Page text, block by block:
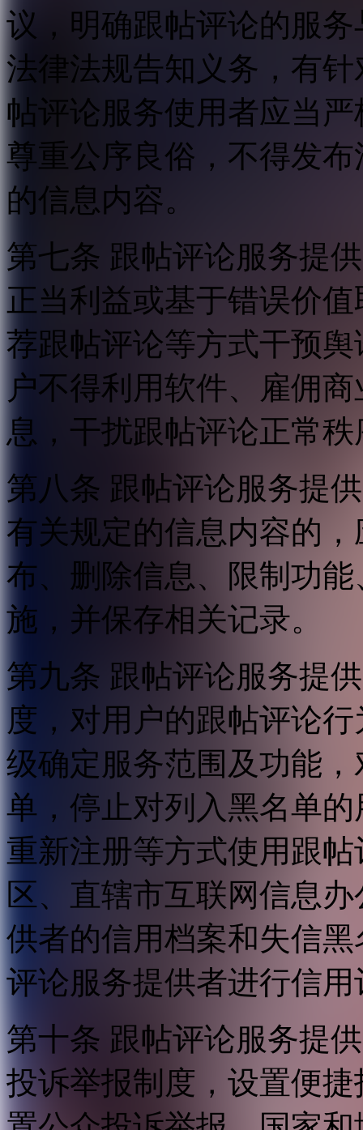
议，明确跟帖评论的服
法律法规告知义务，有
帖评论服务使用者应当
尊重公序良俗，不得发
的信息内容。
第七条 跟帖评论服务提
正当利益或基于错误价
荐跟帖评论等方式干预
户不得利用软件、雇佣
息，干扰跟帖评论正常
第八条 跟帖评论服务提
有关规定的信息内容的
布、删除信息、限制功
施，并保存相关记录。
第九条 跟帖评论服务提
度，对用户的跟帖评论
级确定服务范围及功能
单，停止对列入黑名单
重新注册等方式使用跟
区、直辖市互联网信息
供者的信用档案和失信
评论服务提供者进行信用
第十条 跟帖评论服务提
投诉举报制度，设置便